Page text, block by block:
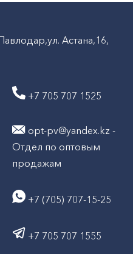
Астана,16,
+7 705 707 1525
opt-pv@yandex.kz -
Отдел по оптовым
продажам
+7 (705) 707-15-25
+7 705 707 1555